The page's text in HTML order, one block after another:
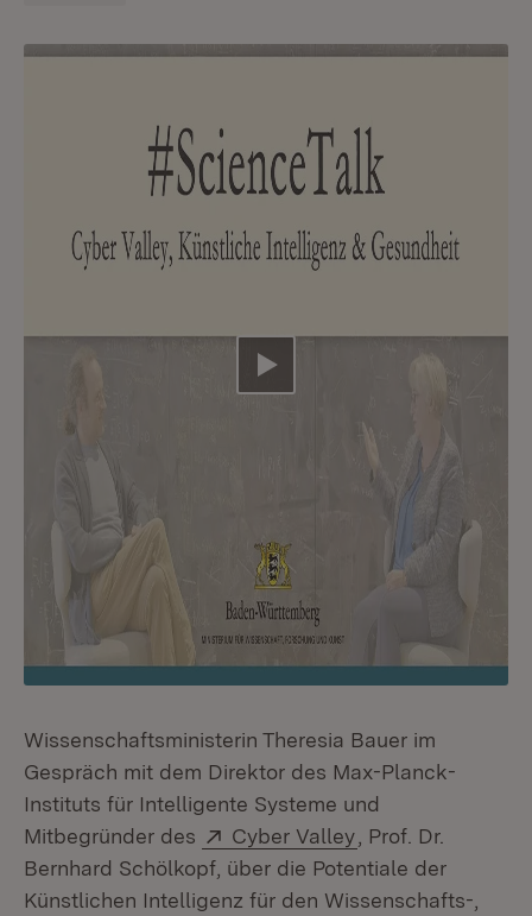
Video abspielen
Wissenschaftsministerin Theresia Bauer im
Gespräch mit dem Direktor des Max-Planck-
Instituts für Intelligente Systeme und
Mitbegründer des
Extern:
Cyber Valley (Öffnet in neuem
, Prof. Dr.
Bernhard Schölkopf, über die Potentiale der
Künstlichen Intelligenz für den Wissenschafts-,